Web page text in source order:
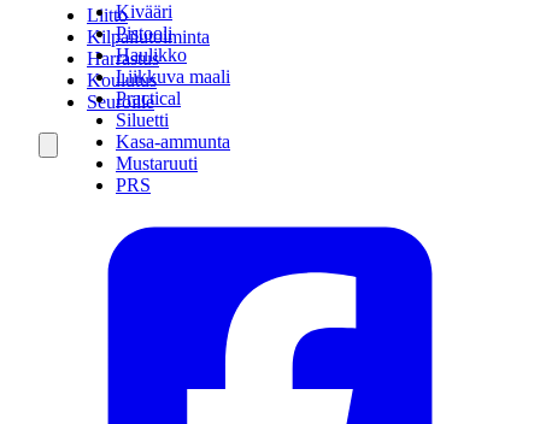
Kivääri
Pistooli
Haulikko
Liikkuva maali
Practical
Siluetti
Kasa-ammunta
Mustaruuti
PRS
Liitto
Kilpailutoiminta
Harrastus
Koulutus
Seuroille